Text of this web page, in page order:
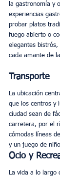
la gastronomía y
experiencias
probar platos
fuego abierto o
elegantes
cada amante de
Transporte
La ubicación
que los centros y
ciudad sean de
carretera, por el
cómodas líneas
y un juego de
Ocio y
La vida a lo largo